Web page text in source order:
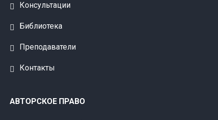
Консультации
Библиотека
Преподаватели
Контакты
АВТОРСКОЕ ПРАВО